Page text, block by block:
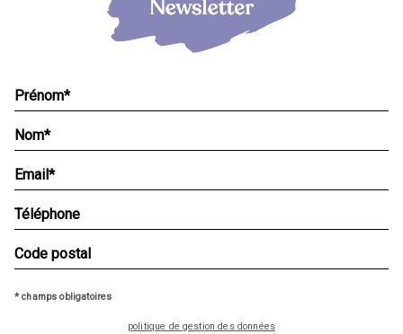
* champs obligatoires
politique de gestion des données